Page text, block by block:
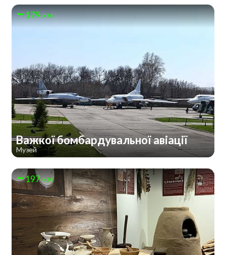
179 км
Важкої бомбардувальної авіації
Музей
197 км